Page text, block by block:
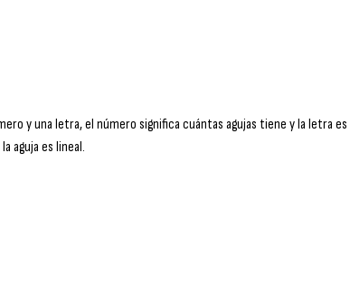
y una letra, el número significa cuántas agujas tiene y la letra es
aguja es lineal.